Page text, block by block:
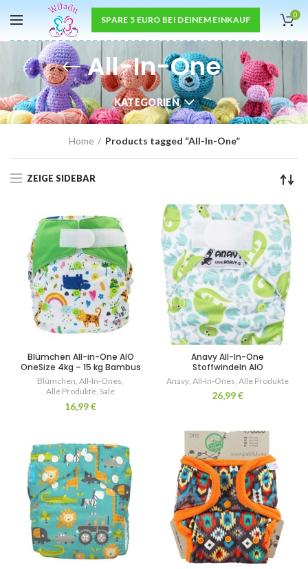
SPARE 5 EURO BEI DEINEM EINKAUF 0
All-In-One
KATEGORIEN
Home Products tagged “All-In-One”
ZEIGE SIDEBAR
Blümchen All-in-One AIO
OneSize 4kg – 15 kg Bambus
Blümchen, All-In-Ones,
Alle Produkte, Sale
16,99€
Anavy All-In-One
Stoffwindeln AIO
Anavy, All-In-Ones, Alle Produkte
26,99€